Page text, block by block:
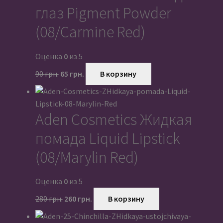
глаз Pigment Powder
(08/Carmine Red)
Оценка 0из 5
90грн.
цена
составляла
90 грн..
65 грн.
65 грн..
В корзину
Aden Cosmetics Жидкая
помада Liquid Lipstick
(08/Marylin Red)
Оценка 0из 5
280грн.
составляла
260 грн.
260 грн..
В корзину